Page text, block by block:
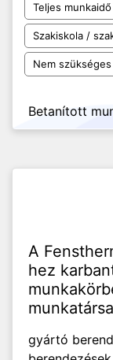
Teljes
Szakiskola /
Nem
Betanított
A
hez
gyártó